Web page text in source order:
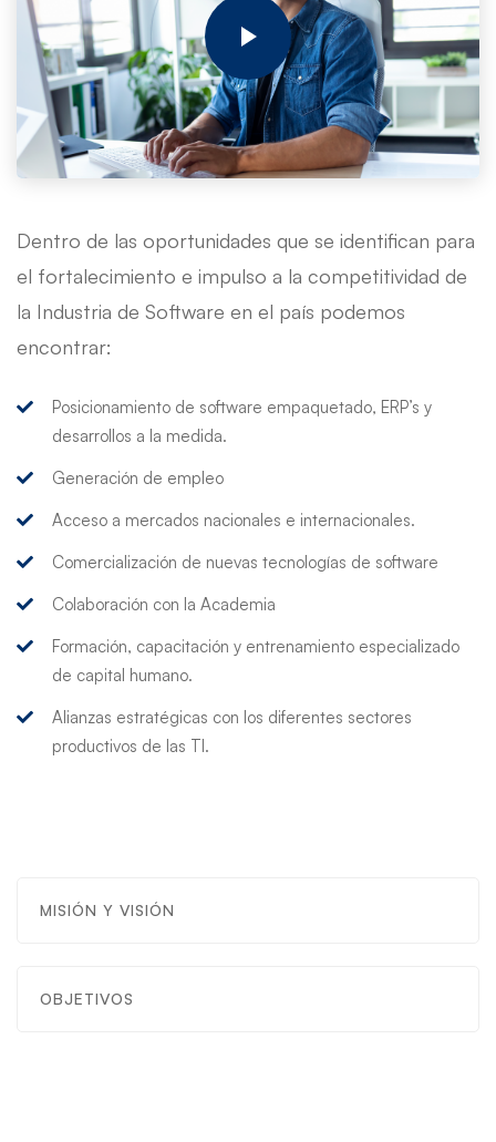
Dentro de las oportunidades que se identifican para
el fortalecimiento e impulso a la competitividad de
la Industria de Software en el país podemos
encontrar:
Posicionamiento de software empaquetado, ERP’s y
desarrollos a la medida.
Generación de empleo
Acceso a mercados nacionales e internacionales.
Comercialización de nuevas tecnologías de software
Colaboración con la Academia
Formación, capacitación y entrenamiento especializado
de capital humano.
Alianzas estratégicas con los diferentes sectores
productivos de las TI.
MISIÓN Y VISIÓN
OBJETIVOS